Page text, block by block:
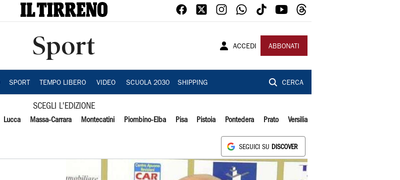
Sport ACCEDI ABBONATI
SPORT TEMPO LIBERO VIDEO SCUOLA 2030 SHIPPING CERCA
SCEGLI L'EDIZIONE
Lucca Massa-Carrara Montecatini Piombino-Elba Pisa Pistoia Pontedera Prato Versilia
SEGUICI SU DISCOVER